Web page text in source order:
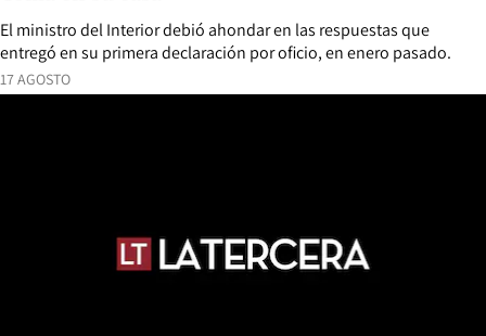
17 AGOSTO
El ministro del Interior debió ahondar en las respuestas que
entregó en su primera declaración por oficio, en enero pasado.